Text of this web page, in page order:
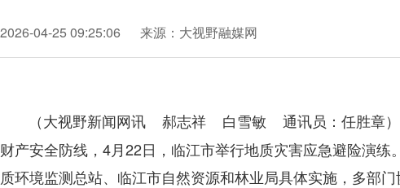
2026-04-25 09:25:06 来源：大视野融媒网
（大视野新闻网讯 郝志祥 白雪敏 通讯员：任胜章）
财产安全防线，4月22日，临江市举行地质灾害应急避险演
质环境监测总站、临江市自然资源和林业局具体实施，多部门